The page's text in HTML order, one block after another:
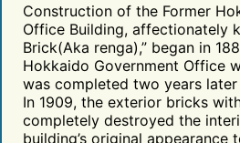
Construction of the Former
Office Building, affectionately
Brick(Aka renga),” began in
Hokkaido Government Office
was completed two years later
In 1909, the exterior bricks
completely destroyed the
building’s original appearance